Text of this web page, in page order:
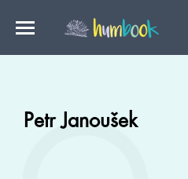
Petr Janoušek